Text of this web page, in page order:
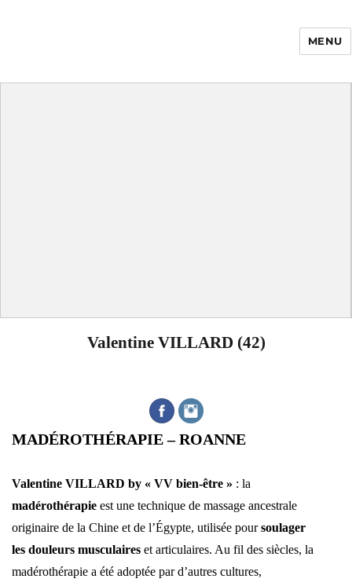
Enfance Made in
MENU
Valentine VILLARD (42)
MADÉROTHÉRAPIE – ROANNE
Valentine VILLARD by « VV bien-être » : la
madérothérapie est une technique de massage ancestrale
originaire de la Chine et de l’Égypte, utilisée poursoulager
les douleurs musculaires et articulaires. Au fil des siècles, la
madérothérapie a été adoptée par d’autres cultures,